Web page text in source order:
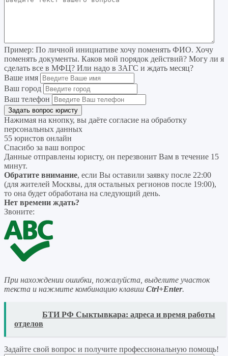
Пример: По личной инициативе хочу поменять ФИО. Хочу
поменять документы. Каков мой порядок действий? Могу ли я
сделать все в МФЦ? Или надо в ЗАГС и ждать месяц?
Ваше имя
Ваш город
Ваш телефон
Нажимая на кнопку, вы даёте согласие на обработку
персональных данных
55 юристов онлайн
Спасибо за ваш вопрос
Данные отправлены юристу, он перезвонит Вам в течение 15
минут.
Обратите внимание, если Вы оставили заявку после 22:00
(для жителей Москвы, для остальных регионов после 19:00),
то она будет обработана на следующий день.
Нет времени ждать?
Звоните:
При нахождении ошибки, пожалуйста, выделите участок
текста и нажмите комбинацию клавиш Ctrl+Enter.
БТИ РФ Сыктывкара: адреса и время работы
отделов
Задайте свой вопрос и получите профессиональную помощь!